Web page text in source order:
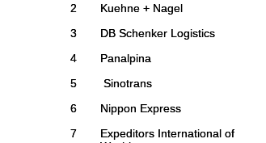
2 Kuehne + Nagel
3
DB Schenker Logistics
4
Panalpina
5
Sinotrans
6
Nippon Express
7
Expeditors International of